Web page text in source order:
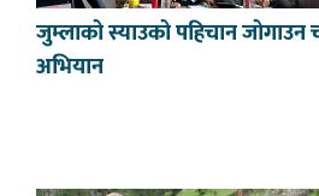
जुम्लाको स्याउको पहिचान
अभियान